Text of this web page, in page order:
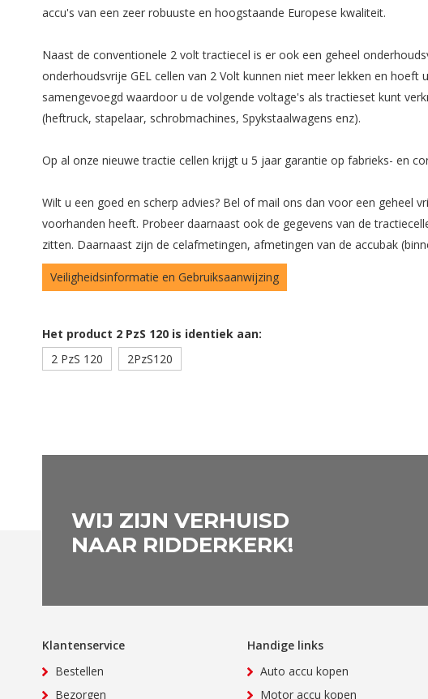
accu's van een zeer robuuste en hoogstaande Europese kwaliteit.
Naast de conventionele 2 volt tractiecel is er ook een geheel
onderhoudsvrije GEL cellen van 2 Volt kunnen niet meer lekken en
samengevoegd waardoor u de volgende voltage's als tractieset kunt
(heftruck, stapelaar, schrobmachines, Spykstaalwagens enz).
Op al onze nieuwe tractie cellen krijgt u 5 jaar garantie op fabrieks- en
Wilt u een goed en scherp advies? Bel of mail ons dan voor een geheel
voorhanden heeft. Probeer daarnaast ook de gegevens van de
zitten. Daarnaast zijn de celafmetingen, afmetingen van de accubak
Veiligheidsinformatie en Gebruiksaanwijzing
Het product 2 PzS 120 is identiek aan:
2 PzS 120
2PzS120
WIJ ZIJN VERHUISD
NAAR RIDDERKERK!
Klantenservice
Bestellen
Bezorgen
Handige links
Auto accu kopen
Motor accu kopen